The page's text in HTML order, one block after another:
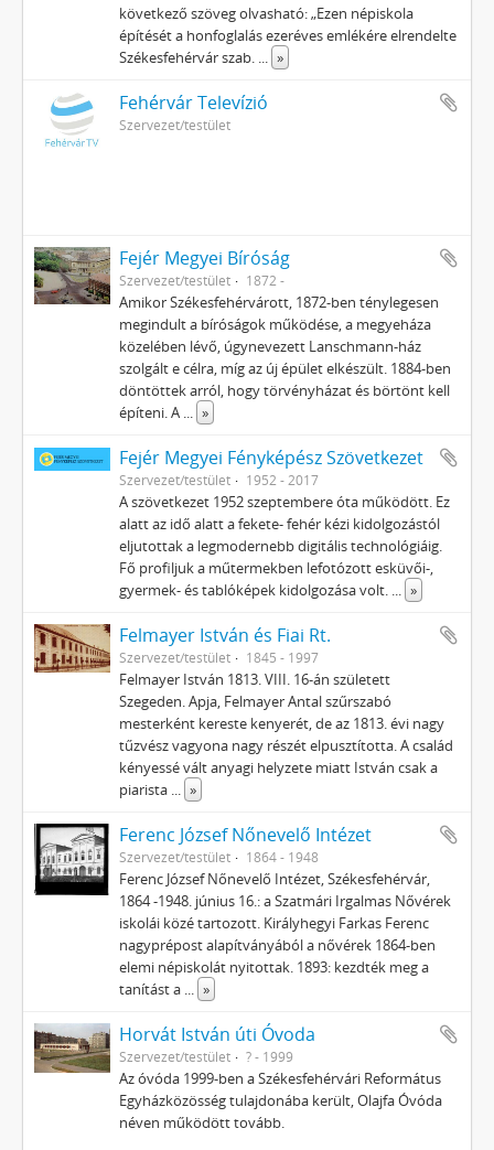
következő szöveg olvasható: „Ezen népiskola
építését a honfoglalás ezeréves emlékére elrendelte
Székesfehérvár szab. ... »
Fehérvár Televízió
Szervezet/testület
Fejér Megyei Bíróság
Szervezet/testület 1872 -
Amikor Székesfehérvárott, 1872-ben ténylegesen
megindult a bíróságok működése, a megyeháza
közelében lévő, úgynevezett Lanschmann-ház
szolgált e célra, míg az új épület elkészült. 1884-ben
döntöttek arról, hogy törvényházat és börtönt kell
építeni. A ... »
Fejér Megyei Fényképész Szövetkezet
Szervezet/testület 1952 - 2017
A szövetkezet 1952 szeptembere óta működött. Ez
alatt az idő alatt a fekete- fehér kézi kidolgozástól
eljutottak a legmodernebb digitális technológiáig.
Fő profiljuk a műtermekben lefotózott esküvői-,
gyermek- és tablóképek kidolgozása volt. ... »
Felmayer István és Fiai Rt.
Szervezet/testület 1845 - 1997
Felmayer István 1813. VIII. 16-án született
Szegeden. Apja, Felmayer Antal szűrszabó
mesterként kereste kenyerét, de az 1813. évi nagy
tűzvész vagyona nagy részét elpusztította. A család
kényessé vált anyagi helyzete miatt István csak a
piarista ... »
Ferenc József Nőnevelő Intézet
Szervezet/testület 1864 - 1948
Ferenc József Nőnevelő Intézet, Székesfehérvár,
1864 -1948. június 16.: a Szatmári Irgalmas Nővérek
iskolái közé tartozott. Királyhegyi Farkas Ferenc
nagyprépost alapítványából a nővérek 1864-ben
elemi népiskolát nyitottak. 1893: kezdték meg a
tanítást a ... »
Horvát István úti Óvoda
Szervezet/testület ? - 1999
Az óvóda 1999-ben a Székesfehérvári Református
Egyházközösség tulajdonába került, Olajfa Óvóda
néven működött tovább.